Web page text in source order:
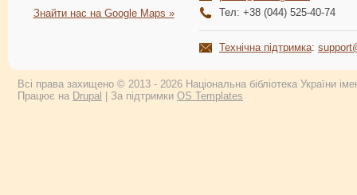
Знайти нас на Google Maps »
Тел: +38 (044) 525-40-74
Технічна підтримка:
Всі права захищено © 2013 - 2026 Національна бібліотека України
Працює на Drupal | За підтримки OS Templates